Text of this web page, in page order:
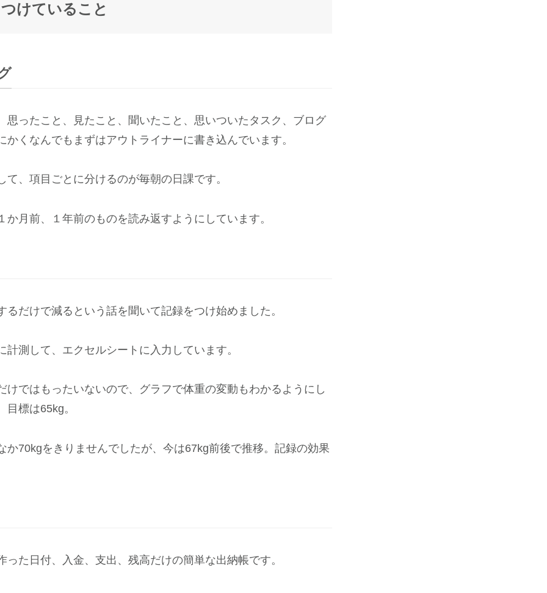
けていること
思ったこと、見たこと、聞いたこと、思いついたタスク、ブログ
かくなんでもまずはアウトライナーに書き込んでいます。
て、項目ごとに分けるのが毎朝の日課です。
か月前、１年前のものを読み返すようにしています。
るだけで減るという話を聞いて記録をつけ始めました。
計測して、エクセルシートに入力しています。
けではもったいないので、グラフで体重の変動もわかるようにし
目標は65kg。
か70kgをきりませんでしたが、今は67kg前後で推移。記録の効果
った日付、入金、支出、残高だけの簡単な出納帳です。